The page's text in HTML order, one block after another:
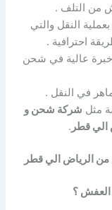
من التلف .
النقل والتي
احترافية .
خبرة عالية في شحن
في النقل .
مثل شركة شحن و
قطر .
الرياض الي قطر
؟